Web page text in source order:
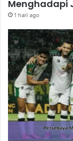
Menghadapi
1 hari ago